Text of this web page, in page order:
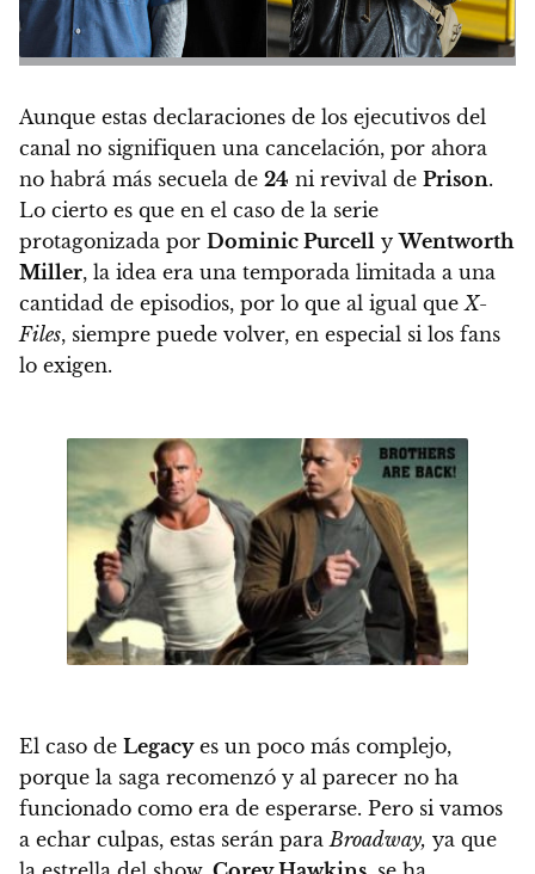
Aunque estas declaraciones de los ejecutivos del
canal no signifiquen una cancelación, por ahora
no habrá más secuela de 24 ni revival de Prison.
Lo cierto es que en el caso de la serie
protagonizada por Dominic Purcell yWentworth
Miller, la idea era una temporada limitada a una
cantidad de episodios, por lo que al igual queX-
Files, siempre puede volver, en especial si los fans
lo exigen.
El caso de Legacyes un poco más complejo,
porque la saga recomenzó y al parecer no ha
funcionado como era de esperarse. Pero si vamos
a echar culpas, estas serán para Broadway, ya que